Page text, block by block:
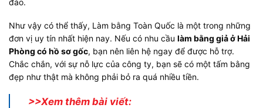
Như vậy có thể thấy, Làm bằng Toàn Quốc là một trong những
đơn vị uy tín nhất hiện nay. Nếu có nhu cầu làm bằng giả ở Hải
Phòng có hồ sơ gốc, bạn nên liên hệ ngay để được hỗ trợ.
Chắc chắn, với sự nỗ lực của công ty, bạn sẽ có một tấm bằng
đẹp như thật mà không phải bỏ ra quá nhiều tiền.
>>Xem thêm bài viết: